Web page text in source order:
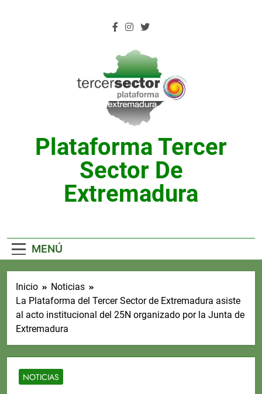
Plataforma Tercer
Sector De
Extremadura
MENÚ
Inicio
Noticias
La Plataforma del Tercer Sector de Extremadura asiste
al acto institucional del 25N organizado por la Junta de
Extremadura
NOTICIAS